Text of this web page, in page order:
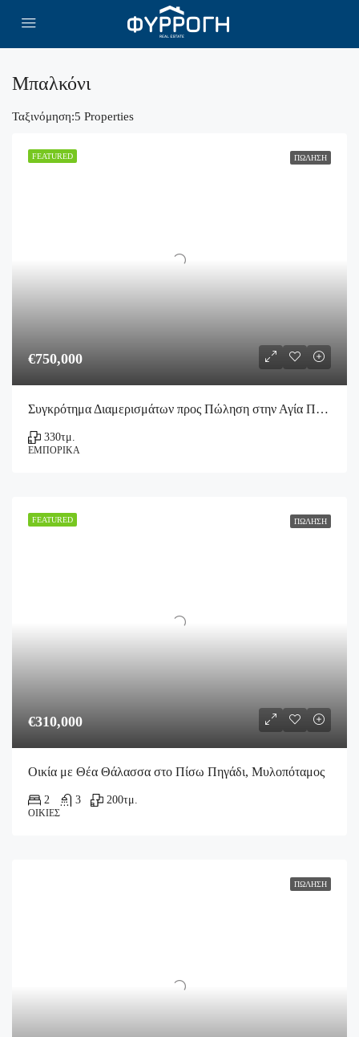
Μπαλκόνι
5 Properties
Ταξινόμηση:
FEATURED ΠΏΛΗΣΗ
€750,000
Συγκρότημα Διαμερισμάτων προς Πώληση στην Αγία Πελαγία
330τμ.
ΕΜΠΟΡΙΚΆ
FEATURED ΠΏΛΗΣΗ
€310,000
Οικία με Θέα Θάλασσα στο Πίσω Πηγάδι, Μυλοπόταμος
2 3 200τμ.
ΟΙΚΊΕΣ
ΠΏΛΗΣΗ